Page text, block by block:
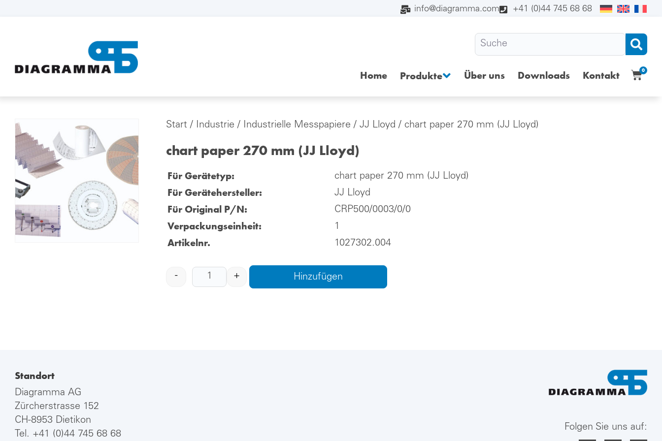
info@diagramma.com +41 (0)44 745 68 68
Home Produkte Über uns Downloads Kontakt 0
Start / Industrie / Industrielle Messpapiere /JJ Lloyd / chart paper 270 mm (JJ Lloyd)
chart paper 270 mm (JJ Lloyd)
Für Gerätetyp: chart paper 270 mm (JJ Lloyd)
Für Gerätehersteller: JJ Lloyd
Für Original P/N: CRP500/0003/0/0
Verpackungseinheit: 1
Artikelnr. 1027302.004
- + Hinzufügen
Standort
Diagramma AG
Zürcherstrasse 152
CH-8953 Dietikon
Tel. +41 (0)44 745 68 68
Folgen Sie uns auf: